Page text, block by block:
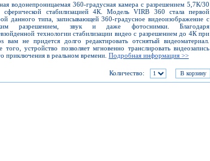
водонепроницаемая 360-градусная камера с разрешением 5,7К/30
стабилизацией 4К. Модель VIRB 360 стала первой
данного типа, записывающей 360-градусное видеоизображение с
разрешением, звук и даже фотоснимки. Благодаря
технологии стабилизации видео с разрешением до 4К при
вам не придется долго редактировать отснятый видеоматериал.
того, устройство позволяет мгновенно транслировать видеозапись
приключения в реальном времени. Подробная информация >>
Количество: